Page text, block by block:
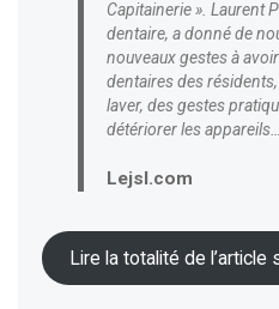
Capitainerie ». Laurent
dentaire, a donné de
nouveaux gestes à
dentaires des
laver, des gestes
détériorer les
Lejsl.com
Lire la totalité de l’article